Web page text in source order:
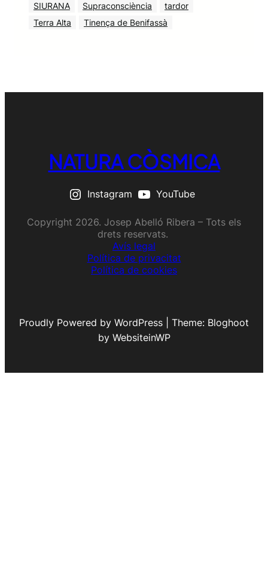
SIURANA Supraconsciència
tardor
Terra Alta
Tinença de Benifassà
NATURA CÒSMICA
Instagram YouTube
Copyright 2026. Josep Abelló Ribera – Tots els
drets reservats.
Avís legal
Política de privacitat
Política de cookies
Proudly Powered by WordPress | Theme: Bloghoot
by WebsiteinWP